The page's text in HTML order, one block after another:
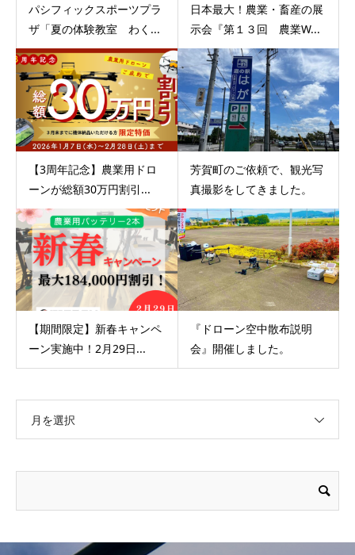
パシフィックスポーツプラ
ザ「夏の体験教室 わく...
日本最大！農業・畜産の展
示会『第１３回 農業W...
【3周年記念】農業用ドロ
ーンが総額30万円割引...
芳賀町のご依頼で、観光写
真撮影をしてきました。
【期間限定】新春キャンペ
ーン実施中！2月29日...
『ドローン空中散布説明
会』開催しました。
月を選択